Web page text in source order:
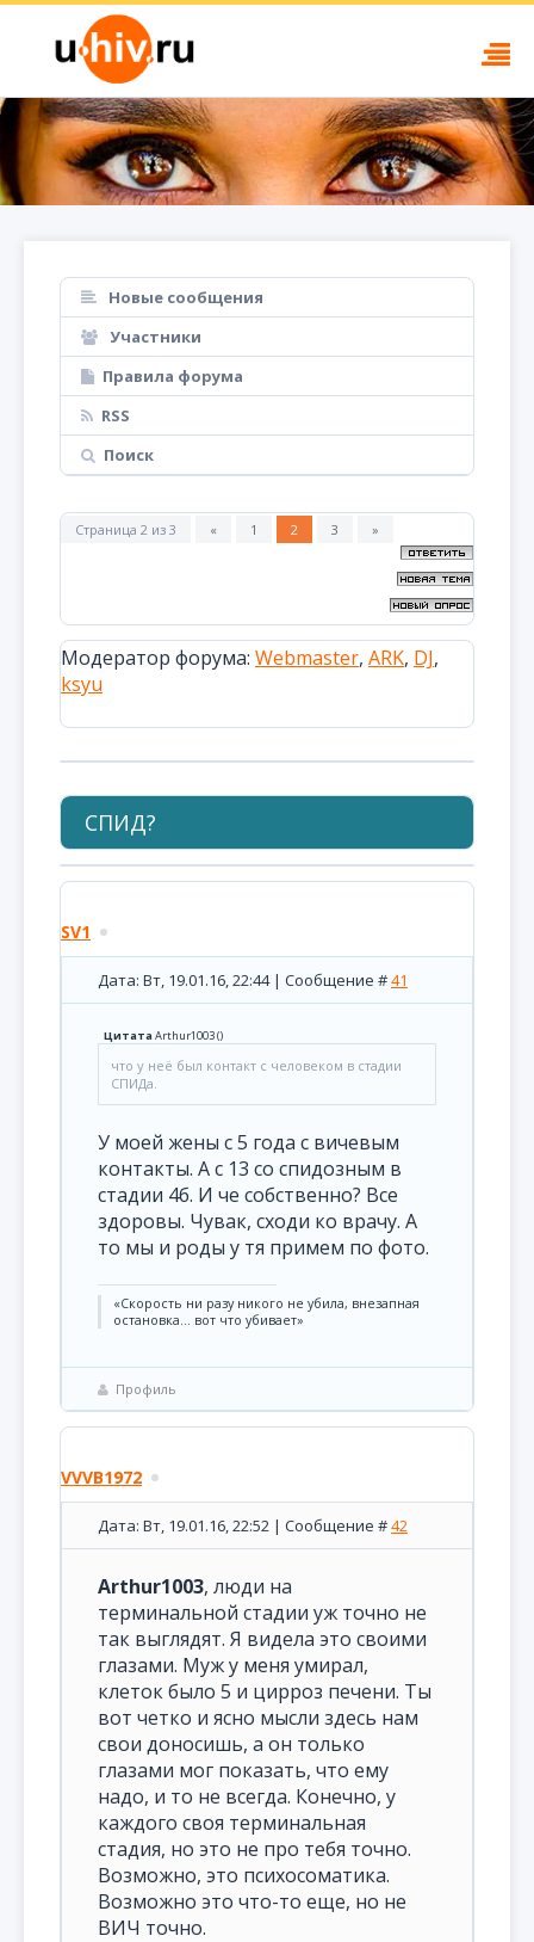
Новые сообщения
Участники
Правила форума
RSS
Поиск
Страница 2 из 3 « 1 2 3 »
Модератор форума: Webmaster, ARK, DJ,
ksyu
СПИД?
SV1
Дата: Вт, 19.01.16, 22:44 | Сообщение #41
ЦитатаArthur1003()
что у неё был контакт с человеком в стадии
СПИДа.
У моей жены с 5 года с вичевым
контакты. А с 13 со спидозным в
стадии 4б. И че собственно? Все
здоровы. Чувак, сходи ко врачу. А
то мы и роды у тя примем по фото.
«Скорость ни разу никого не убила, внезапная
остановка... вот что убивает»
Профиль
VVVB1972
Дата: Вт, 19.01.16, 22:52 | Сообщение #42
Arthur1003, люди на
терминальной стадии уж точно не
так выглядят. Я видела это своими
глазами. Муж у меня умирал,
клеток было 5 и цирроз печени. Ты
вот четко и ясно мысли здесь нам
свои доносишь, а он только
глазами мог показать, что ему
надо, и то не всегда. Конечно, у
каждого своя терминальная
стадия, но это не про тебя точно.
Возможно, это психосоматика.
Возможно это что-то еще, но не
ВИЧ точно.